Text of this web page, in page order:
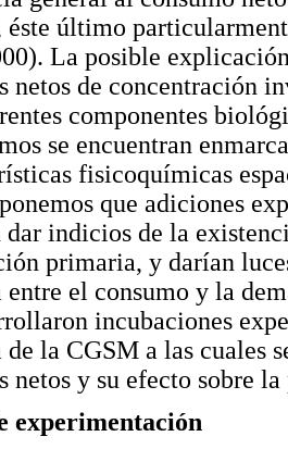
éste último
La posible
netos de concentración
componentes
se encuentran
fisicoquímicas
que adiciones
dar indicios de la
primaria, y darían
entre el consumo y la
incubaciones
de la CGSM a las cuales
netos y su efecto sobre
experimentación